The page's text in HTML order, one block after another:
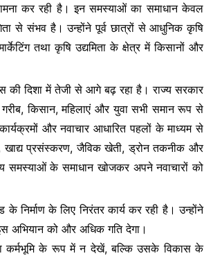
कर रही है। इन समस्याओं का समाधान केवल
से संभव है। उन्होंने पूर्व छात्रों से आधुनिक कृषि
तथा कृषि उद्यमिता के क्षेत्र में किसानों और
की दिशा में तेजी से आगे बढ़ रहा है। राज्य सरकार
किसान, महिलाएं और युवा सभी समान रूप से
और नवाचार आधारित पहलों के माध्यम से
प्रसंस्करण, जैविक खेती, ड्रोन तकनीक और
समस्याओं के समाधान खोजकर अपने नवाचारों को
निर्माण के लिए निरंतर कार्य कर रही है। उन्होंने
अभियान को और अधिक गति देगा।
कर्मभूमि के रूप में न देखें, बल्कि उसके विकास के